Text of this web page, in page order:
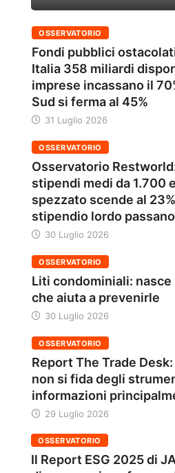
OSSERVATORIO
Fondi pubblici
Italia 358 miliardi
imprese incassano il
Sud si ferma al 45%
31 Luglio 2026
OSSERVATORIO
Osservatorio
stipendi medi da 1.700
spezzato scende al
stipendio lordo passano
30 Luglio 2026
OSSERVATORIO
Liti condominiali:
che aiuta a prevenirle
30 Luglio 2026
OSSERVATORIO
Report The Trade
non si fida degli
informazioni
29 Luglio 2026
OSSERVATORIO
Il Report ESG 2025 di